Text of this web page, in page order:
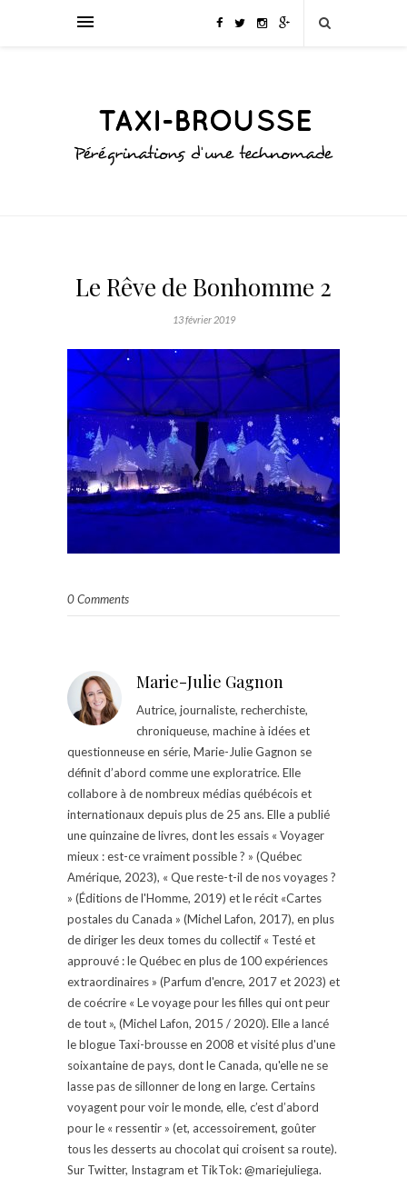
Le Rêve de Bonhomme 2
13 février 2019
0 Comments
Marie-Julie Gagnon
Autrice, journaliste, recherchiste,
chroniqueuse, machine à idées et
questionneuse en série, Marie-Julie Gagnon se
définit d’abord comme une exploratrice. Elle
collabore à de nombreux médias québécois et
internationaux depuis plus de 25 ans. Elle a publié
une quinzaine de livres, dont les essais « Voyager
mieux : est-ce vraiment possible ? » (Québec
Amérique, 2023), « Que reste-t-il de nos voyages ?
» (Éditions de l'Homme, 2019) et le récit «Cartes
postales du Canada » (Michel Lafon, 2017), en plus
de diriger les deux tomes du collectif « Testé et
approuvé : le Québec en plus de 100 expériences
extraordinaires » (Parfum d'encre, 2017 et 2023) et
de coécrire « Le voyage pour les filles qui ont peur
de tout », (Michel Lafon, 2015 / 2020). Elle a lancé
le blogue Taxi-brousse en 2008 et visité plus d'une
soixantaine de pays, dont le Canada, qu'elle ne se
lasse pas de sillonner de long en large. Certains
voyagent pour voir le monde, elle, c’est d’abord
pour le « ressentir » (et, accessoirement, goûter
tous les desserts au chocolat qui croisent sa route).
Sur Twitter, Instagram et TikTok: @mariejuliega.